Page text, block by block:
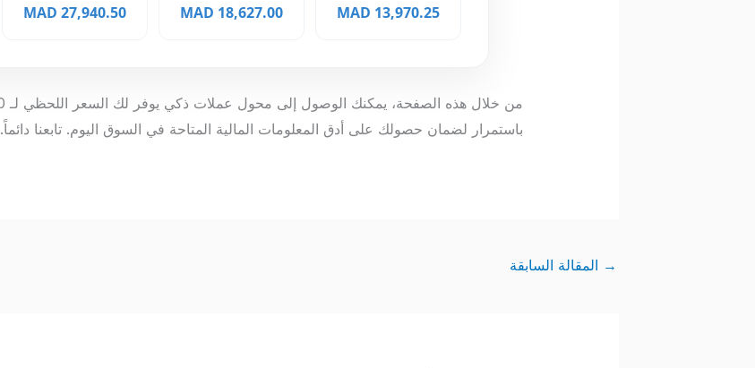
13,970.25 MAD
18,627.00 MAD
27,940.50 MAD
باستمرار لضمان حصولك على أدق المعلومات المالية المتاحة في السوق اليوم. تابعنا دائماً.
→ المقالة السابقة